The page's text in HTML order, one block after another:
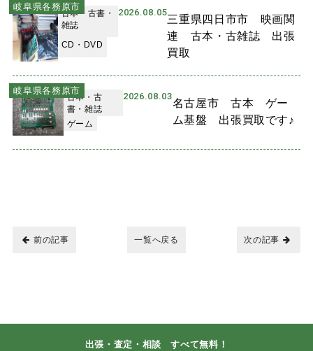
岐阜県各務原市
古本・古書・
雑誌
CD・DVD
2026.08.05
三重県四日市市 映画関
連 古本・古雑誌 出張
買取
岐阜県各務原市
古本・古
書・雑誌
ゲーム
2026.08.03
名古屋市 古本 ゲー
ム基盤 出張買取です♪
次の記事
一覧へ戻る
前の記事
出張・査定・相談 すべて無料！